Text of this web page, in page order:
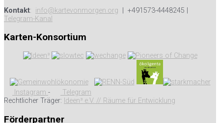
Kontakt: info@kartevonmorgen.org | +491573-4448245 |
Telegram-Kanal
Karten-Konsortium
Instagram -
Telegram
Rechtlicher Träger: Ideen³ e.V. // Räume für Entwicklung
Förderpartner